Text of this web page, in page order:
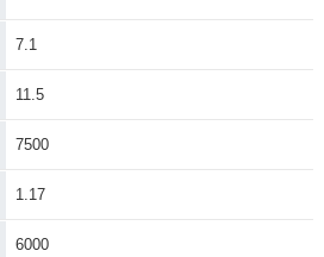
7.1
11.5
7500
1.17
6000